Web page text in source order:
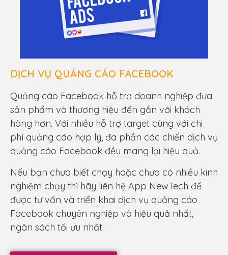
DỊCH VỤ QUẢNG CÁO FACEBOOK
Quảng cáo Facebook hỗ trợ doanh nghiệp đưa
sản phẩm và thương hiệu đến gần với khách
hàng hơn. Với nhiều hỗ trợ target cùng với chi
phí quảng cáo hợp lý, đa phần các chiến dịch vụ
quảng cáo Facebook đều mang lại hiệu quả.
Nếu bạn chưa biết chạy hoặc chưa có nhiều kinh
nghiệm chạy thì hãy liên hệ App NewTech để
được tư vấn và triển khai dịch vụ quảng cáo
Facebook chuyên nghiệp và hiệu quả nhất,
ngân sách tối ưu nhất.